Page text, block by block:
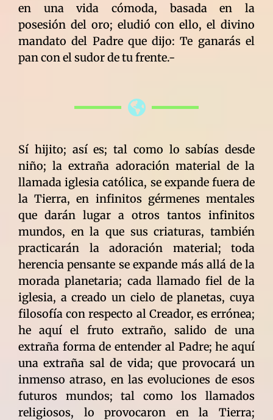
en una vida cómoda, basada en la
posesión del oro; eludió con ello, el divino
mandato del Padre que dijo: Te ganarás el
pan con el sudor de tu frente.-
Sí hijito; así es; tal como lo sabías desde
niño; la extraña adoración material de la
llamada iglesia católica, se expande fuera de
la Tierra, en infinitos gérmenes mentales
que darán lugar a otros tantos infinitos
mundos, en la que sus criaturas, también
practicarán la adoración material; toda
herencia pensante se expande más allá de la
morada planetaria; cada llamado fiel de la
iglesia, a creado un cielo de planetas, cuya
filosofía con respecto al Creador, es errónea;
he aquí el fruto extraño, salido de una
extraña forma de entender al Padre; he aquí
una extraña sal de vida; que provocará un
inmenso atraso, en las evoluciones de esos
futuros mundos; tal como los llamados
religiosos, lo provocaron en la Tierra;